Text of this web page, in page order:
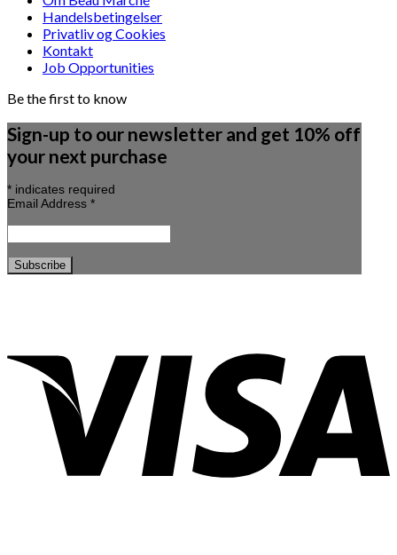
Handelsbetingelser
Privatliv og Cookies
Kontakt
Job Opportunities
Be the first to know
Sign-up to our newsletter and get 10% off
your next purchase
* indicates required
Email Address *